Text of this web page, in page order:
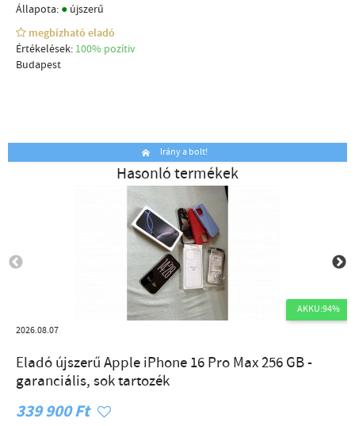
Állapota: ● újszerű
megbízható eladó
Értékelések: 100% pozítiv
Budapest
Irány a bolt!
Hasonló termékek
AKKU:94%
2026.08.07
Eladó újszerű Apple iPhone 16 Pro Max 256 GB -
garanciális, sok tartozék
339 900 Ft